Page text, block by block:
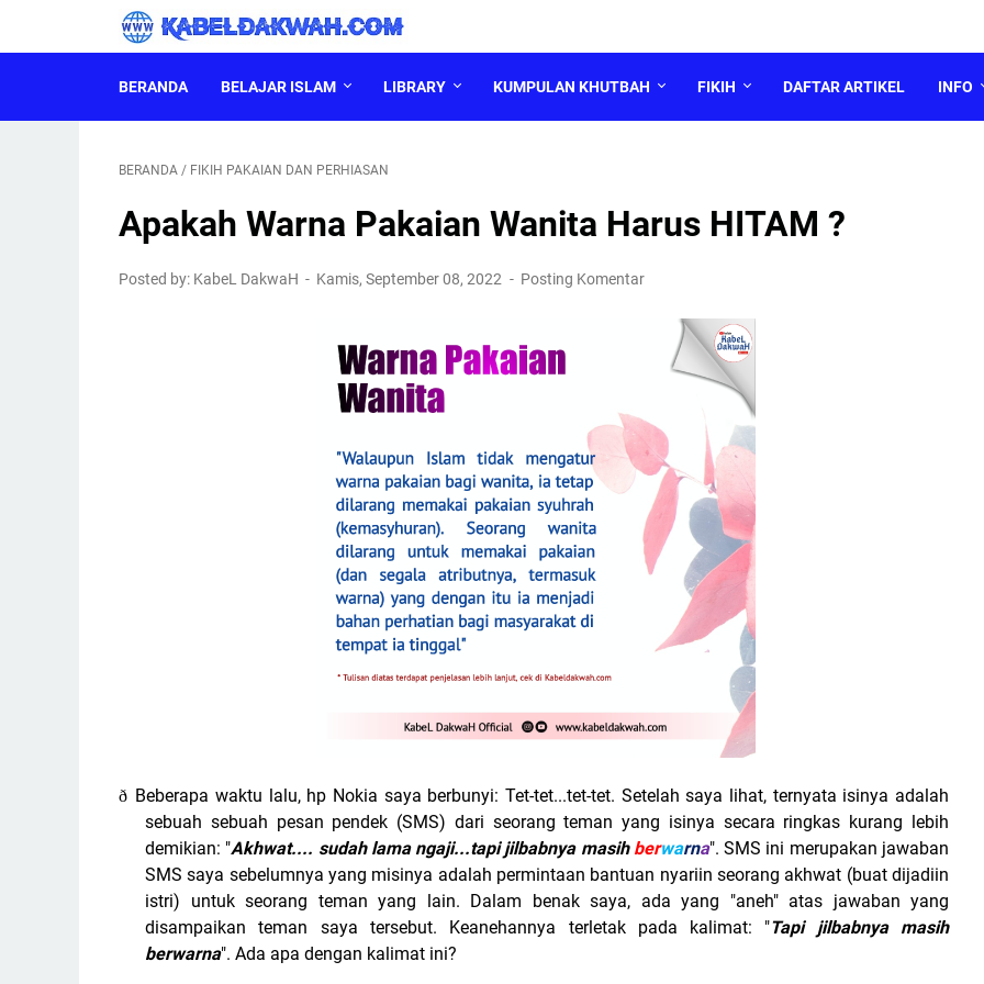
BERANDA BELAJAR ISLAM LIBRARY KUMPULAN KHUTBAH FIKIH DAFTAR ARTIKEL INFO
BERANDA / FIKIH PAKAIAN DAN PERHIASAN
Apakah Warna Pakaian Wanita Harus HITAM ?
Posted by: KabeL DakwaH Kamis, September 08, 2022 Posting Komentar
ð Beberapa waktu lalu, hp Nokia saya berbunyi: Tet-tet...tet-tet. Setelah saya lihat, ternyata isinya adalah
sebuah sebuah pesan pendek (SMS) dari seorang teman yang isinya secara ringkas kurang lebih
demikian: "Akhwat.... sudah lama ngaji...tapi jilbabnya masih berwarna". SMS ini merupakan jawaban
SMS saya sebelumnya yang misinya adalah permintaan bantuan nyariin seorang akhwat (buat dijadiin
istri) untuk seorang teman yang lain. Dalam benak saya, ada yang "aneh" atas jawaban yang
disampaikan teman saya tersebut. Keanehannya terletak pada kalimat: "Tapi jilbabnya masih
berwarna". Ada apa dengan kalimat ini?